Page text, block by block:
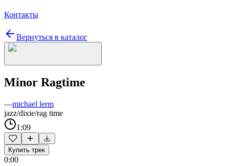
Контакты
Вернуться в каталог
Minor Ragtime
—michael lerm
jazz/dixie/rag time
1:09
Купить трек
0:00